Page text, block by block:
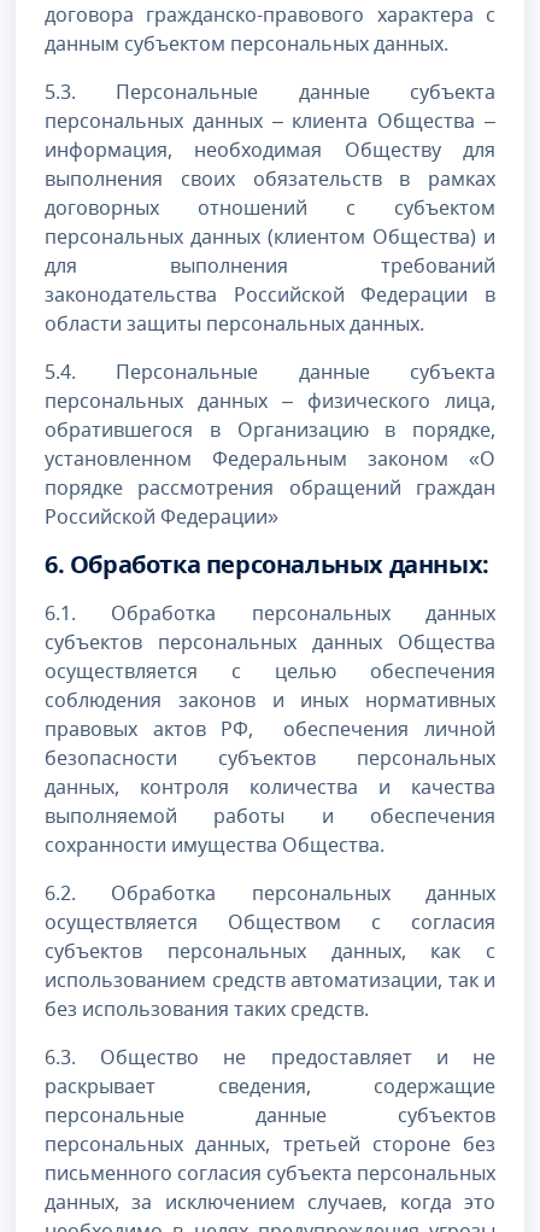
договора гражданско-правового характера с
данным субъектом персональных данных.
5.3. Персональные данные субъекта
персональных данных – клиента Общества –
информация, необходимая Обществу для
выполнения своих обязательств в рамках
договорных отношений с субъектом
персональных данных (клиентом Общества) и
для выполнения требований
законодательства Российской Федерации в
области защиты персональных данных.
5.4. Персональные данные субъекта
персональных данных – физического лица,
обратившегося в Организацию в порядке,
установленном Федеральным законом «О
порядке рассмотрения обращений граждан
Российской Федерации»
6. Обработка персональных данных:
6.1. Обработка персональных данных
субъектов персональных данных Общества
осуществляется с целью обеспечения
соблюдения законов и иных нормативных
правовых актов РФ, обеспечения личной
безопасности субъектов персональных
данных, контроля количества и качества
выполняемой работы и обеспечения
сохранности имущества Общества.
6.2. Обработка персональных данных
осуществляется Обществом с согласия
субъектов персональных данных, как с
использованием средств автоматизации, так и
без использования таких средств.
6.3. Общество не предоставляет и не
раскрывает сведения, содержащие
персональные данные субъектов
персональных данных, третьей стороне без
письменного согласия субъекта персональных
данных, за исключением случаев, когда это